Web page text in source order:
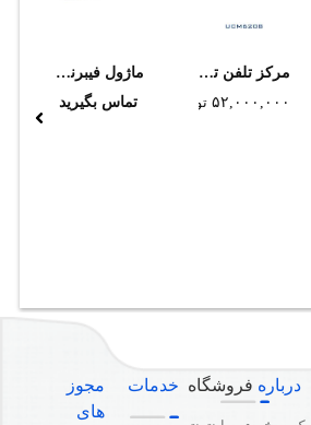
مرکز تلفن تحت شبکه گرنداستریم UCM6208 (استوک)
۵۲,۰۰۰,۰۰۰ تومان
ماژول فيبرنوري سيسکو مدل GLC-LH-SMD
تماس بگیرید
درباره فروشگاه خدمات
مجوز
های